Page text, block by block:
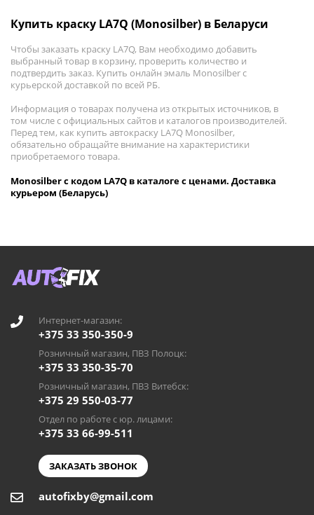
Купить краску LA7Q (Monosilber) в Беларуси
Чтобы заказать краску LA7Q, Вам необходимо добавить
выбранный товар в корзину, проверить количество и
подтвердить заказ. Купить онлайн эмаль Monosilber с
курьерской доставкой по всей РБ.
Информация о товарах получена из открытых источников, в
том числе с официальных сайтов и каталогов производителей.
Перед тем, как купить автокраску LA7Q Monosilber,
обязательно обращайте внимание на характеристики
приобретаемого товара.
Monosilber с кодом LA7Q в каталоге с ценами. Доставка
курьером (Беларусь)
Интернет-магазин:
+375 33 350-350-9
Розничный магазин, ПВЗ Полоцк:
+375 33 350-35-70
Розничный магазин, ПВЗ Витебск:
+375 29 550-03-77
Отдел по работе с юр. лицами:
+375 33 66-99-511
ЗАКАЗАТЬ ЗВОНОК
autofixby@gmail.com